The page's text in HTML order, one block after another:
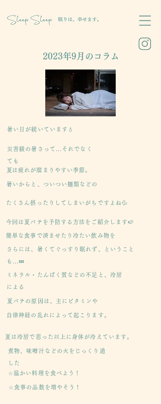
2023年​9月のコラム
暑い日が続いています💧
災害級の暑さって...それでなく
ても
​夏は疲れが溜まりやすい季節。
暑いからと、ついつい麺類などの
たくさん摂ったりしてしまいがちですよね💦
今回は夏バテを予防する方法をご紹介します🍉
簡単な食事で済ませたり冷たい飲み物を
さらには、暑くてぐっすり眠れず、ということ
も...💤
ミネラル・たんぱく質などの不足と、冷房
による
夏バテの原因は、主にビタミンや
自律神経の乱れによって起こります。
夏は冷房で思った以上に身体が冷えています。
煮物、味噌汁などの火をじっくり通
した
​☆温かい料理を食べよう！
​☆食事の品数を増やそう！